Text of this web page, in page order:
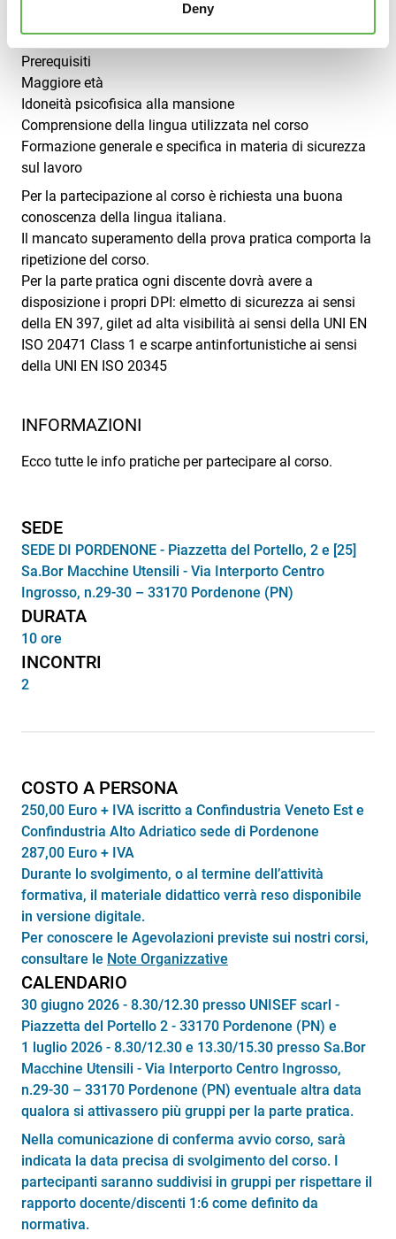
Deny
che utilizza o collabora con attrezzature di sollevamento
Addetti alla logistica e movimentazione carichi
Prerequisiti
Maggiore età
Idoneità psicofisica alla mansione
Comprensione della lingua utilizzata nel corso
Formazione generale e specifica in materia di sicurezza
sul lavoro
Per la partecipazione al corso è richiesta una buona
conoscenza della lingua italiana.
Il mancato superamento della prova pratica comporta la
ripetizione del corso.
Per la parte pratica ogni discente dovrà avere a
disposizione i propri DPI: elmetto di sicurezza ai sensi
della EN 397, gilet ad alta visibilità ai sensi della UNI EN
ISO 20471 Class 1 e scarpe antinfortunistiche ai sensi
della UNI EN ISO 20345
INFORMAZIONI
Ecco tutte le info pratiche per partecipare al corso.
SEDE
SEDE DI PORDENONE - Piazzetta del Portello, 2 e [25]
Sa.Bor Macchine Utensili - Via Interporto Centro
Ingrosso, n.29-30 – 33170 Pordenone (PN)
DURATA
10 ore
INCONTRI
2
COSTO A PERSONA
250,00 Euro + IVA iscritto a Confindustria Veneto Est e
Confindustria Alto Adriatico sede di Pordenone
287,00 Euro + IVA
Durante lo svolgimento, o al termine dell’attività
formativa, il materiale didattico verrà reso disponibile
in versione digitale.
Per conoscere le Agevolazioni previste sui nostri corsi,
consultare le Note Organizzative
CALENDARIO
30 giugno 2026 - 8.30/12.30 presso UNISEF scarl -
Piazzetta del Portello 2 - 33170 Pordenone (PN) e
1 luglio 2026 - 8.30/12.30 e 13.30/15.30 presso Sa.Bor
Macchine Utensili - Via Interporto Centro Ingrosso,
n.29-30 – 33170 Pordenone (PN) eventuale altra data
qualora si attivassero più gruppi per la parte pratica.
Nella comunicazione di conferma avvio corso, sarà
indicata la data precisa di svolgimento del corso. I
partecipanti saranno suddivisi in gruppi per rispettare il
rapporto docente/discenti 1:6 come definito da
normativa.